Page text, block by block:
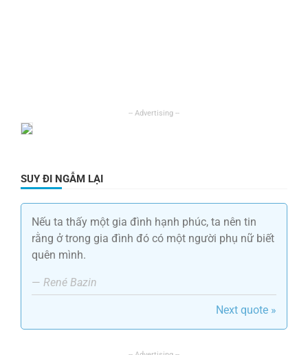
SUY ĐI NGẪM LẠI
Nếu ta thấy một gia đình hạnh phúc, ta nên tin
rằng ở trong gia đình đó có một người phụ nữ biết
quên mình.
— René Bazin
Next quote »